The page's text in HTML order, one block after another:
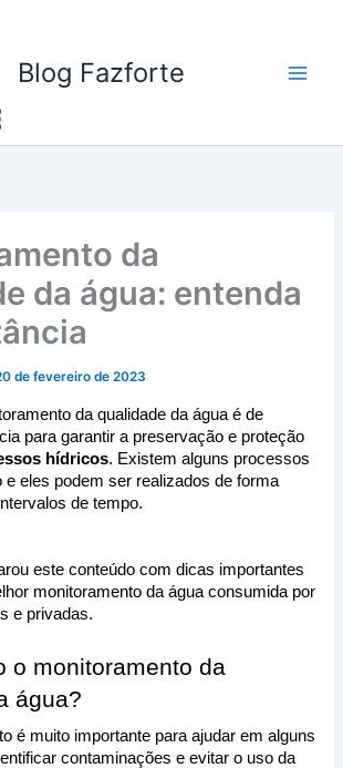
Blog Fazforte
da
da água: entenda
de fevereiro de 2023
da qualidade da água é de
para garantir a preservação e proteção
hídricos. Existem alguns processos
e eles podem ser realizados de forma
de tempo.
este conteúdo com dicas importantes
monitoramento da água consumida por
e privadas.
o monitoramento da
água?
é muito importante para ajudar em alguns
contaminações e evitar o uso da